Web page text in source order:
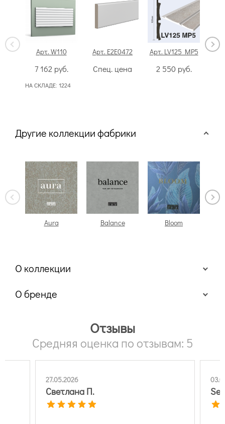
Арт. W110
7 162 руб.
НА СКЛАДЕ: 1224
Арт. E2E0472
Спец. цена
Арт. LV125 MP5
2 550 руб.
Другие коллекции фабрики
Aura Balance Bloom
О коллекции
О бренде
Отзывы
Средняя оценка по отзывам: 5
27.05.2026
Светлана П.